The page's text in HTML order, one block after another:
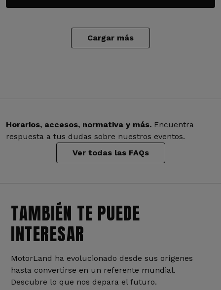
Cargar más
Horarios, accesos, normativa y más. Encuentra
respuesta a tus dudas sobre nuestros eventos.
Ver todas las FAQs
TAMBIÉN TE PUEDE
INTERESAR
MotorLand ha evolucionado desde sus orígenes
hasta convertirse en un referente mundial.
Descubre lo que nos depara el futuro.